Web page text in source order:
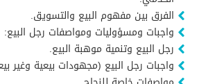
الفرق بين مفهوم البيع والتسويق.
واجبات ومسؤوليات ومواصفات رجل البيع:
رجل البيع وتنمية موهبة البيع.
واجبات رجل البيع (مجهودات بيعية وغير